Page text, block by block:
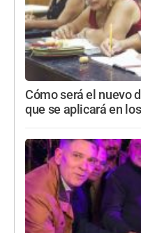
Cómo será el nuevo
que se aplicará en